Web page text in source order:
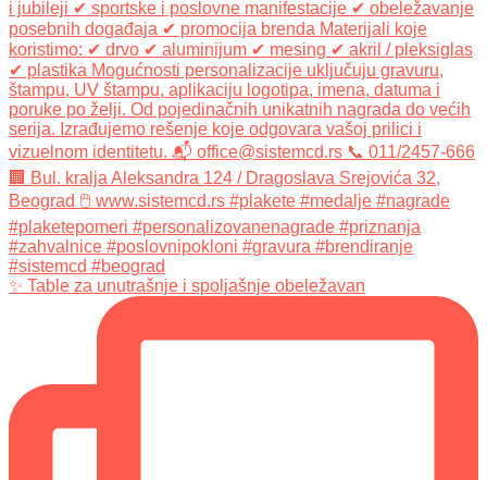
✨ Table za unutrašnje i spoljašnje obeležavan